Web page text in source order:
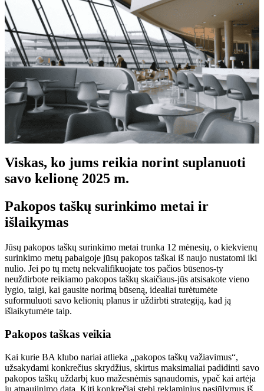
Viskas, ko jums reikia norint suplanuoti
savo kelionę 2025 m.
Pakopos taškų surinkimo metai ir
išlaikymas
Jūsų pakopos taškų surinkimo metai trunka 12 mėnesių, o kiekvienų
surinkimo metų pabaigoje jūsų pakopos taškai iš naujo nustatomi iki
nulio. Jei po tų metų nekvalifikuojate tos pačios būsenos-ty
neuždirbote reikiamo pakopos taškų skaičiaus-jūs atsisakote vieno
lygio, taigi, kai gausite norimą būseną, idealiai turėtumėte
suformuluoti savo kelionių planus ir uždirbti strategiją, kad ją
išlaikytumėte taip.
Pakopos taškas veikia
Kai kurie BA klubo nariai atlieka „pakopos taškų važiavimus“,
užsakydami konkrečius skrydžius, skirtus maksimaliai padidinti savo
pakopos taškų uždarbį kuo mažesnėmis sąnaudomis, ypač kai artėja
jų atnaujinimo data. Kiti konkrečiai stebi reklaminius pasiūlymus iš